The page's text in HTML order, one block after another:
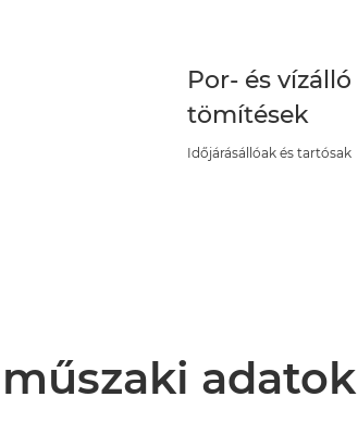
Por- és vízálló
tömítések
Időjárásállóak és tartósak
adatok